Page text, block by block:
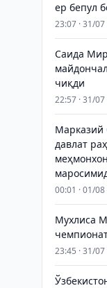
ер бепул
23:07 · 31/07
Саида
чиқди
22:57 · 31/07
Марказий
давлат
00:01 · 01/08
Мухлиса
23:45 · 31/07